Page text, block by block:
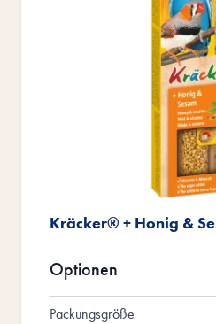
Kräcker® + Honig &
Optionen
Packungsgröße